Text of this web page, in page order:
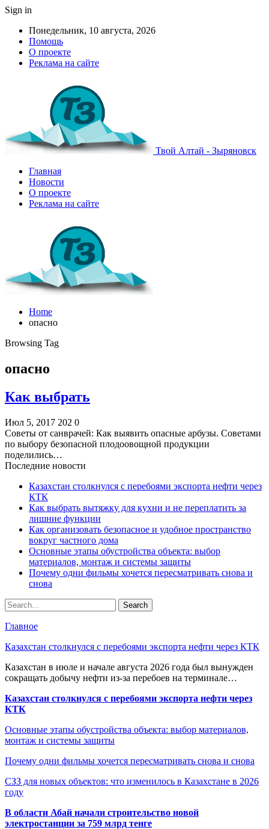
Sign in
Понедельник, 10 августа, 2026
Помощь
О проекте
Реклама на сайте
Твой Алтай - Зыряновск
Главная
Новости
О проекте
Реклама на сайте
Home
опасно
Browsing Tag
опасно
Как выбрать
Июл 5, 2017 202 0
Советы от санврачей: Как выявить опасные арбузы. Советами
по выбору безопасной плодоовощной продукции
поделились…
Последние новости
Казахстан столкнулся с перебоями экспорта нефти через
КТК
Как выбрать вытяжку для кухни и не переплатить за
лишние функции
Как организовать безопасное и удобное пространство
вокруг частного дома
Основные этапы обустройства объекта: выбор
материалов, монтаж и системы защиты
Почему одни фильмы хочется пересматривать снова и
снова
Главное
Казахстан столкнулся с перебоями экспорта нефти через КТК
Казахстан в июле и начале августа 2026 года был вынужден
сокращать добычу нефти из-за перебоев на терминале…
Казахстан столкнулся с перебоями экспорта нефти через
КТК
Основные этапы обустройства объекта: выбор материалов,
монтаж и системы защиты
Почему одни фильмы хочется пересматривать снова и снова
СЗЗ для новых объектов: что изменилось в Казахстане в 2026
году
В области Абай начали строительство новой
электростанции за 759 млрд тенге